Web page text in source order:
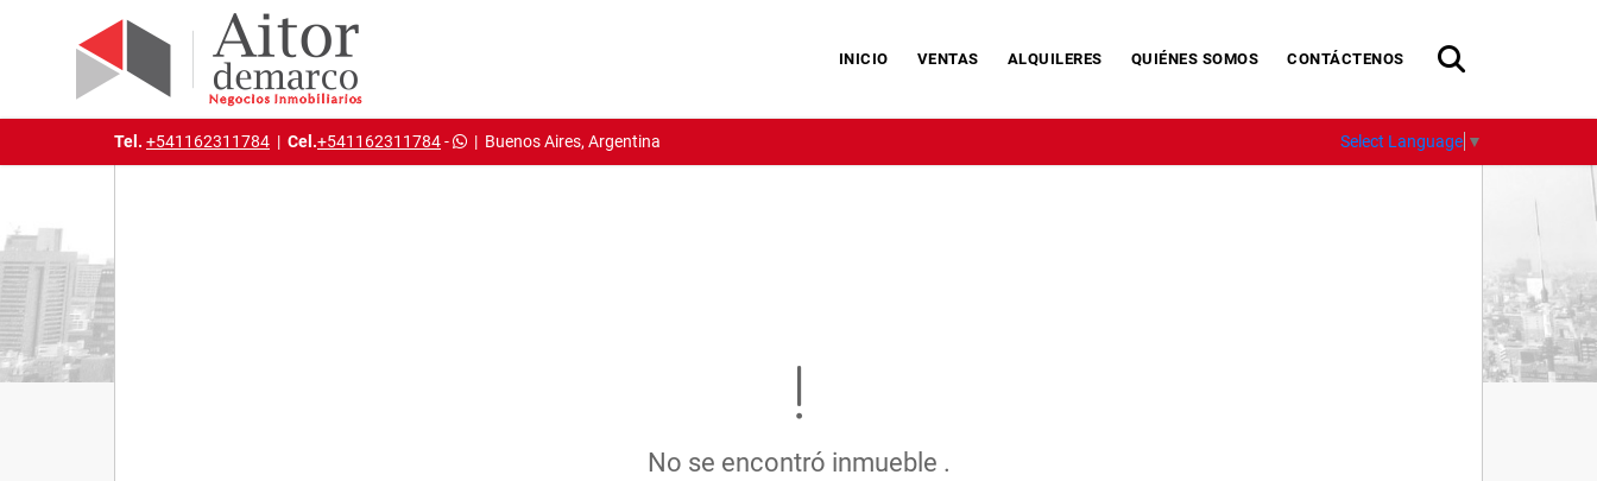
INICIO VENTAS ALQUILERES QUIÉNES SOMOS CONTÁCTENOS
Tel. +541162311784 | Cel.+541162311784- | Buenos Aires, Argentina Select Language ▼
No se encontró inmueble .